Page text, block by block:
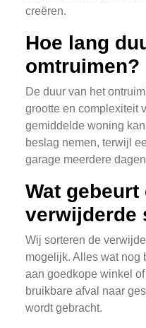
creëren.
Hoe lang
omtruimen?
De duur van het
grootte en complexiteit
gemiddelde woning
beslag nemen, terwijl
garage meerdere
Wat gebeurt
verwijderde
Wij sorteren de
mogelijk. Alles wat nog
aan goedkope winkel
bruikbare afval naar
wordt gebracht.